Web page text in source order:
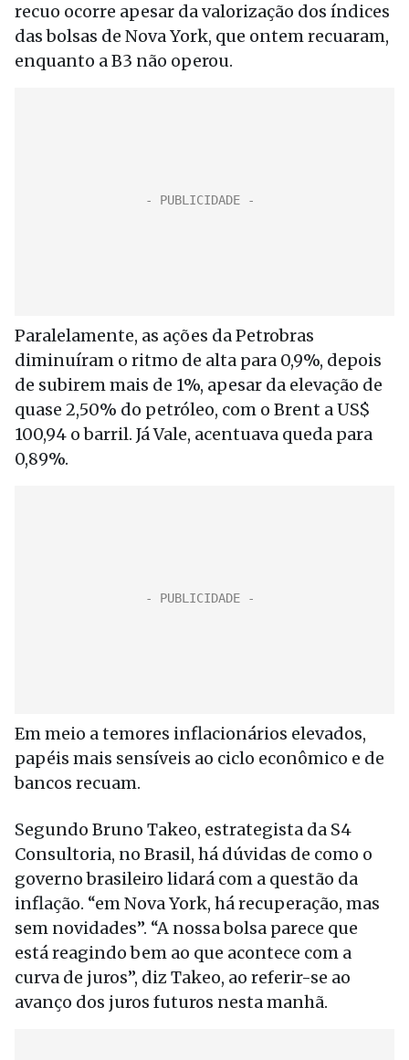
recuo ocorre apesar da valorização dos índices
das bolsas de Nova York, que ontem recuaram,
enquanto a B3 não operou.
Paralelamente, as ações da Petrobras
diminuíram o ritmo de alta para 0,9%, depois
de subirem mais de 1%, apesar da elevação de
quase 2,50% do petróleo, com o Brent a US$
100,94 o barril. Já Vale, acentuava queda para
0,89%.
Em meio a temores inflacionários elevados,
papéis mais sensíveis ao ciclo econômico e de
bancos recuam.
Segundo Bruno Takeo, estrategista da S4
Consultoria, no Brasil, há dúvidas de como o
governo brasileiro lidará com a questão da
inflação. “em Nova York, há recuperação, mas
sem novidades”. “A nossa bolsa parece que
está reagindo bem ao que acontece com a
curva de juros”, diz Takeo, ao referir-se ao
avanço dos juros futuros nesta manhã.